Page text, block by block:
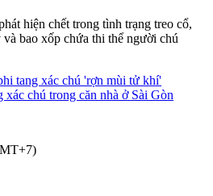
hiện chết trong tình trạng treo cổ,
bao xốp chứa thi thể người chú
tang xác chú 'rợn mùi tử khí'
xác chú trong căn nhà ở Sài Gòn